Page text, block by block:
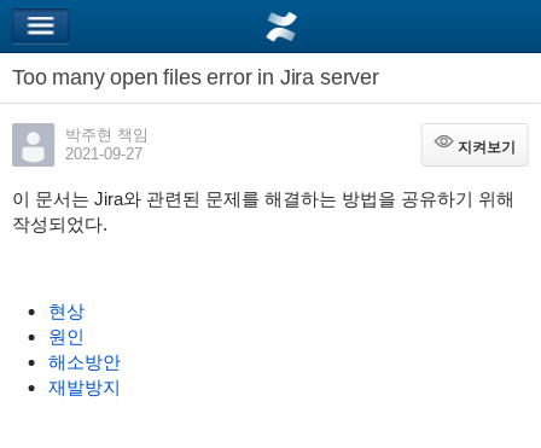
Too many open files error in Jira server
박주현 책임
2021-09-27
지켜보기
지켜보기
이 문서는 Jira와 관련된 문제를 해결하는 방법을 공유하기 위해
작성되었다.
현상
원인
해소방안
재발방지